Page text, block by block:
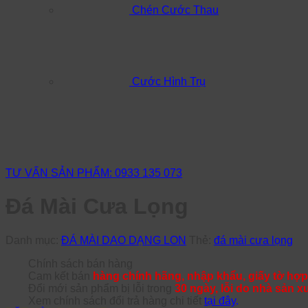
Chén Cước Thau
Cước Hình Trụ
TƯ VẤN SẢN PHẨM: 0933 135 073
ĐÁ MÀI DAO DẠNG LON
đá mài cưa lọng
hàng chính hãng, nhập khẩu, giấy tờ
30 ngày, lỗi do nhà sản
tại đây.